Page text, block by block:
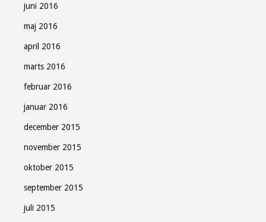
juni 2016
maj 2016
april 2016
marts 2016
februar 2016
januar 2016
december 2015
november 2015
oktober 2015
september 2015
juli 2015